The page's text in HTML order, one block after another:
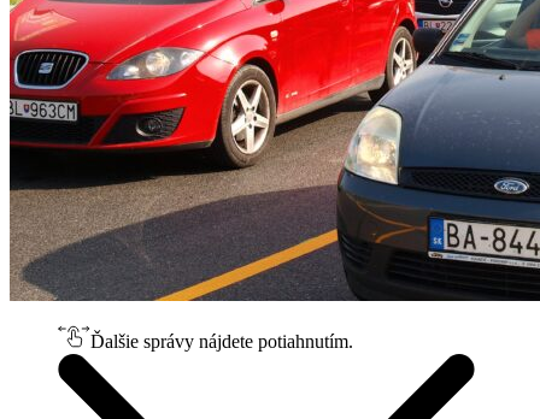
Ďalšie správy nájdete potiahnutím.